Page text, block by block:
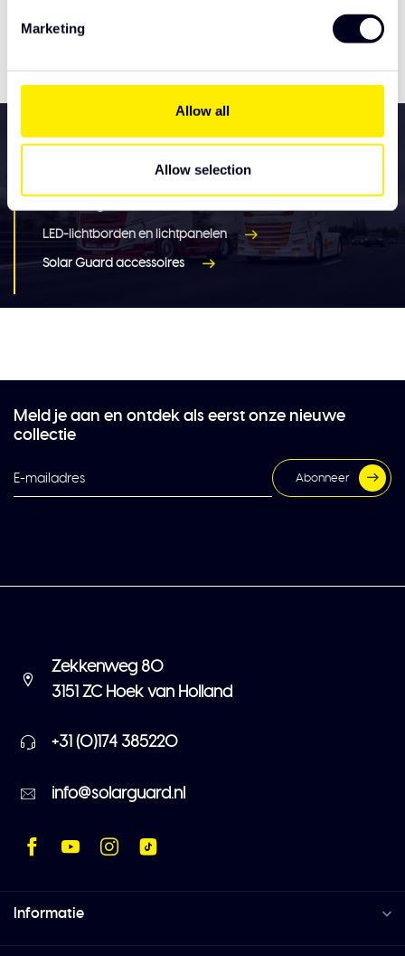
Marketing
Allow all
Allow selection
Alle services voor uw
nieuwe truck accessoires
LED-lichtborden en lichtpanelen
Solar Guard accessoires
Meld je aan en ontdek als eerst onze nieuwe
collectie
Abonneer
Zekkenweg 80
3151 ZC Hoek van Holland
+31 (0)174 385220
info@solarguard.nl
Informatie